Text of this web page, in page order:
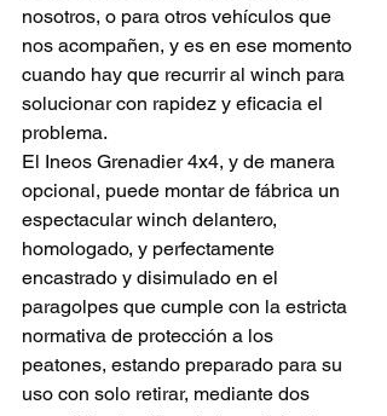
nosotros, o para otros vehículos que
nos acompañen, y es en ese momento
cuando hay que recurrir al winch para
solucionar con rapidez y eficacia el
problema.
El Ineos Grenadier 4x4, y de manera
opcional, puede montar de fábrica un
espectacular winch delantero,
homologado, y perfectamente
encastrado y disimulado en el
paragolpes que cumple con la estricta
normativa de protección a los
peatones, estando preparado para su
uso con solo retirar, mediante dos